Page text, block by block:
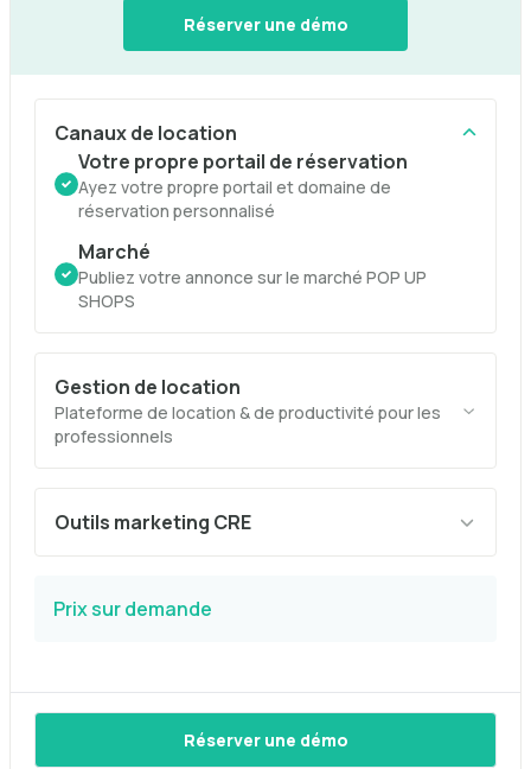
Réserver une démo
Canaux de location
Votre propre portail de réservation
Ayez votre propre portail et domaine de
réservation personnalisé
Marché
Publiez votre annonce sur le marché POP UP
SHOPS
Gestion de location
Plateforme de location & de productivité pour les
professionnels
Outils marketing CRE
Prix sur demande
Réserver une démo